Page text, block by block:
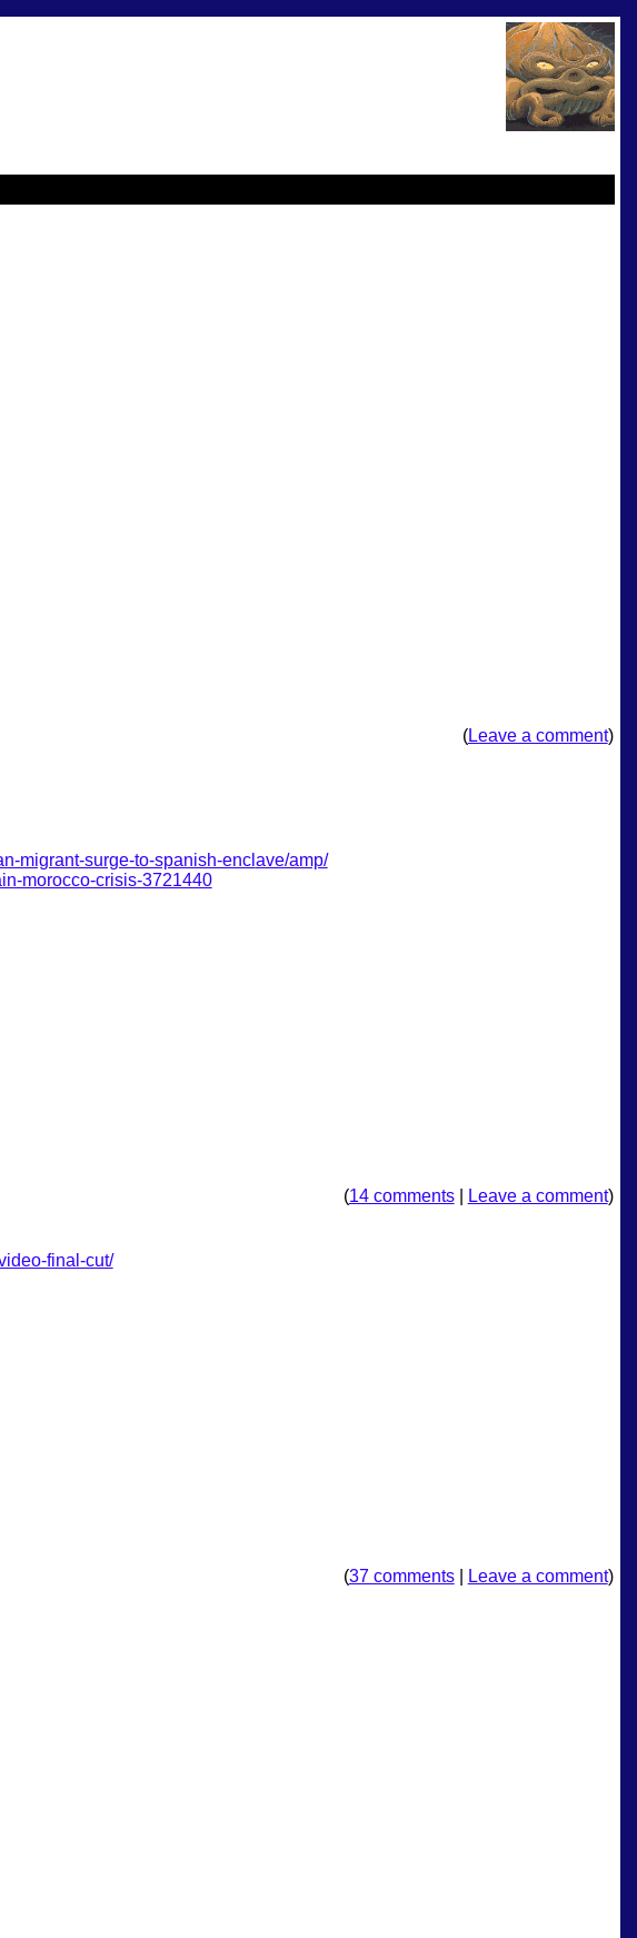
(Leave a comment)
migrant-surge-to-spanish-encl ave/amp/
morocco-crisis-3721440
(14 comments| Leave a comment)
final-cut/
(37 comments| Leave a comment)